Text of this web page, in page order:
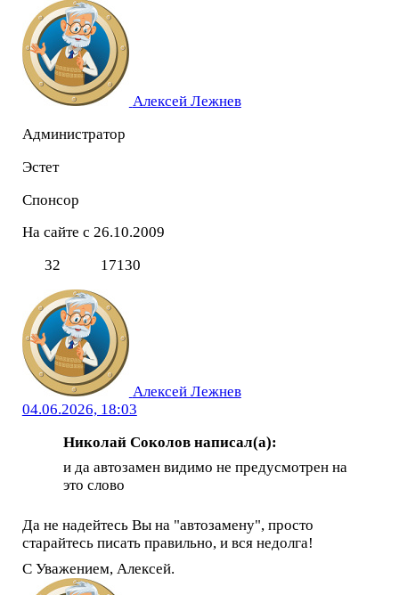
Алексей Лежнев
Администратор
Эстет
Спонсор
На сайте с 26.10.2009
32
17130
Алексей Лежнев
04.06.2026, 18:03
Николай Соколов написал(а):
и да автозамен видимо не предусмотрен на
это слово
Да не надейтесь Вы на "автозамену", просто
старайтесь писать правильно, и вся недолга!
С Уважением, Алексей.